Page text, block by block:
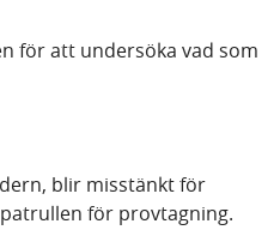
för att undersöka vad som
blir misstänkt för
för provtagning.